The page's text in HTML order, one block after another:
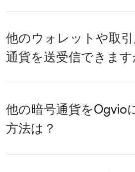
他のウォレットや取
通貨を送受信できます
他の暗号通貨をOgvio
方法は？